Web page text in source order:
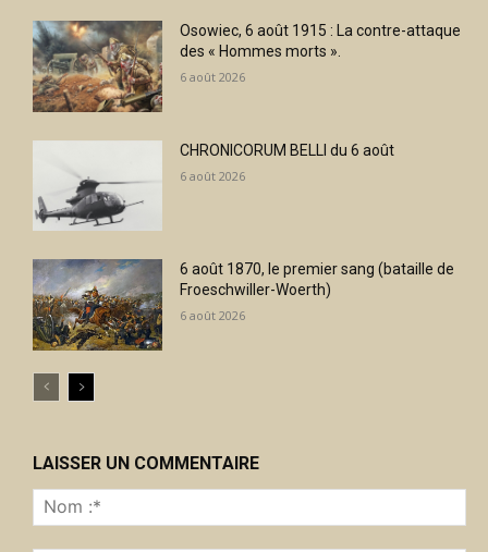
Osowiec, 6 août 1915 : La contre-attaque
des « Hommes morts ».
6 août 2026
CHRONICORUM BELLI du 6 août
6 août 2026
6 août 1870, le premier sang (bataille de
Froeschwiller-Woerth)
6 août 2026
LAISSER UN COMMENTAIRE
:*